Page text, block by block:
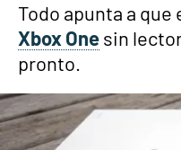
Todo apunta a que
Xbox Onesin
pronto.